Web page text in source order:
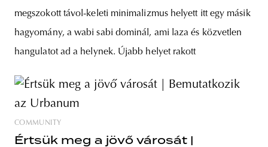
megszokott távol-keleti minimalizmus helyett itt egy másik
hagyomány, a wabi sabi dominál, ami laza és közvetlen
hangulatot ad a helynek. Újabb helyet rakott
COMMUNITY
Értsük meg a jövő városát |